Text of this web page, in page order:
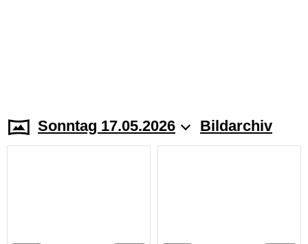
Sonntag 17.05.2026 Bildarchiv